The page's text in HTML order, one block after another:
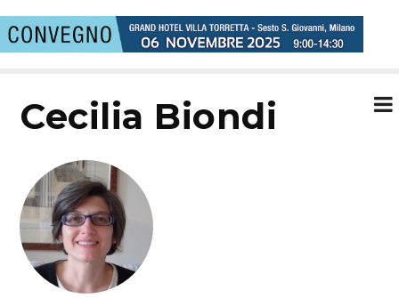
Cecilia Biondi